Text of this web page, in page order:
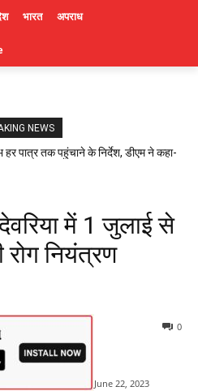
भारत अपराध
NEWS
हर पात्र तक पहुंचाने के निर्देश, डीएम ने कहा-
में 1 जुलाई से
रोग नियंत्रण
June 22, 2023
0